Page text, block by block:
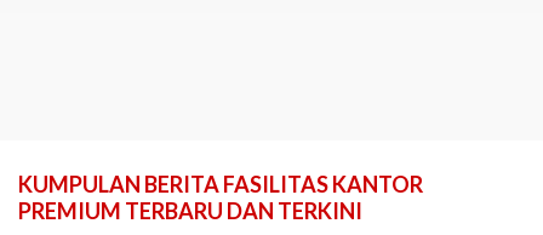
KUMPULAN BERITA FASILITAS KANTOR
PREMIUM TERBARU DAN TERKINI